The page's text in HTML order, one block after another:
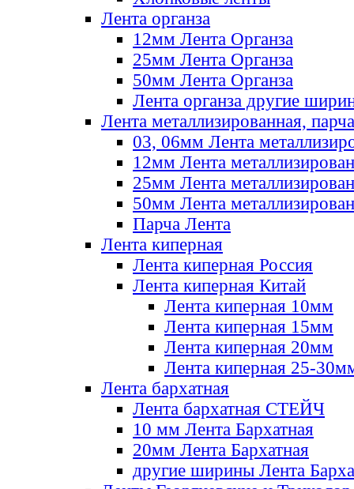
Лента органза
12мм Лента Органза
25мм Лента Органза
50мм Лента Органза
Лента органза другие
Лента металлизированная, парча
03, 06мм Лента
12мм Лента
25мм Лента
50мм Лента
Парча Лента
Лента киперная
Лента киперная Россия
Лента киперная Китай
Лента киперная 10мм
Лента киперная 15мм
Лента киперная 20мм
Лента киперная 25-
Лента бархатная
Лента бархатная СТЕЙЧ
10 мм Лента Бархатная
20мм Лента Бархатная
другие ширины Лента